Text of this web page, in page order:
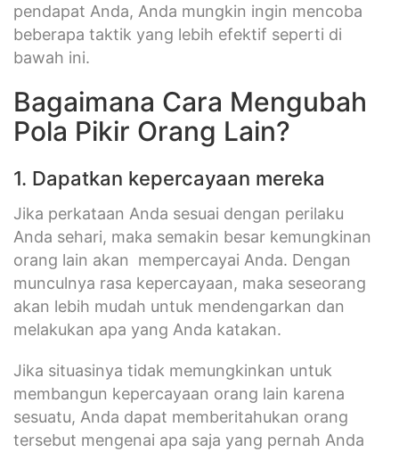
pendapat Anda, Anda mungkin ingin mencoba
beberapa taktik yang lebih efektif seperti di
bawah ini.
Bagaimana Cara Mengubah
Pola Pikir Orang Lain?
1. Dapatkan kepercayaan mereka
Jika perkataan Anda sesuai dengan perilaku
Anda sehari, maka semakin besar kemungkinan
orang lain akan mempercayai Anda. Dengan
munculnya rasa kepercayaan, maka seseorang
akan lebih mudah untuk mendengarkan dan
melakukan apa yang Anda katakan.
Jika situasinya tidak memungkinkan untuk
membangun kepercayaan orang lain karena
sesuatu, Anda dapat memberitahukan orang
tersebut mengenai apa saja yang pernah Anda